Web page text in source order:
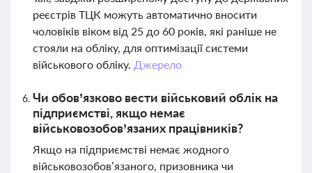
реєстрів ТЦК можуть автоматично вносити
чоловіків віком від 25 до 60 років, які раніше не
стояли на обліку, для оптимізації системи
військового обліку. Джерело
Чи обов’язково вести військовий облік на
підприємстві, якщо немає
військовозобов’язаних працівників?
Якщо на підприємстві немає жодного
військовозобов’язаного, призовника чи